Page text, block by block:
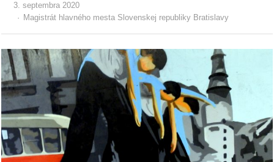
zázemie
nás
reklama
3. septembra 2020
Magistrát hlavného mesta Slovenskej republiky Bratislavy